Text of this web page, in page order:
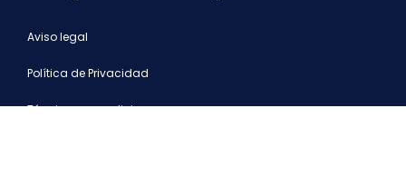
Aviso legal
Política de Privacidad
Términos y condiciones